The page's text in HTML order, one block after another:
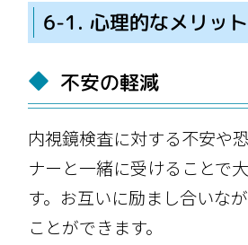
6-1. 心理的なメリット
不安の軽減
内視鏡検査に対する不安や
ナーと一緒に受けることで
す。お互いに励まし合いな
ことができます。